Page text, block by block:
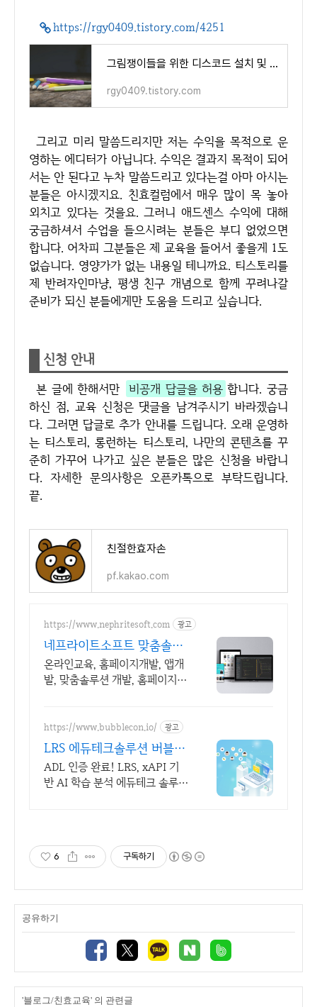
https://rgy0409.tistory.com/4251
그림쟁이들을 위한 디스코드 설치 및 음성 채팅 화면공유 사용 방법
rgy0409.tistory.com
그리고 미리 말씀드리지만 저는 수익을 목적으로 운
영하는 에디터가 아닙니다. 수익은 결과지 목적이 되어
서는 안 된다고 누차 말씀드리고 있다는걸 아마 아시는
분들은 아시겠지요. 친효컬럼에서 매우 많이 목 놓아
외치고 있다는 것을요. 그러니 애드센스 수익에 대해
궁금하셔서 수업을 들으시려는 분들은 부디 없었으면
합니다. 어차피 그분들은 제 교육을 들어서 좋을게 1도
없습니다. 영양가가 없는 내용일 테니까요. 티스토리를
제 반려자인마냥, 평생 친구 개념으로 함께 꾸려나갈
준비가 되신 분들에게만 도움을 드리고 싶습니다.
신청 안내
본 글에 한해서만 비공개 답글을 허용 합니다. 궁금
하신 점, 교육 신청은 댓글을 남겨주시기 바라겠습니
다. 그러면 답글로 추가 안내를 드립니다. 오래 운영하
는 티스토리, 롱런하는 티스토리, 나만의 콘텐츠를 꾸
준히 가꾸어 나가고 싶은 분들은 많은 신청을 바랍니
다. 자세한 문의사항은 오픈카톡으로 부탁드립니다.
끝.
친절한효자손
pf.kakao.com
https://www.nephritesoft.com 광고
네프라이트소프트 맞춤솔루
션개발
온라인교육, 홈페이지개발, 앱개
발, 맞춤솔루션 개발, 홈페이지
https://www.bubblecon.io/ 광고
LRS 에듀테크솔루션 버블콘
국내최초 ADL 공식 인증
ADL 인증 완료! LRS, xAPI 기
반 AI 학습 분석 에듀테크 솔루션
6 구독하기
공유하기
'블로그/친효교육' 의 관련글